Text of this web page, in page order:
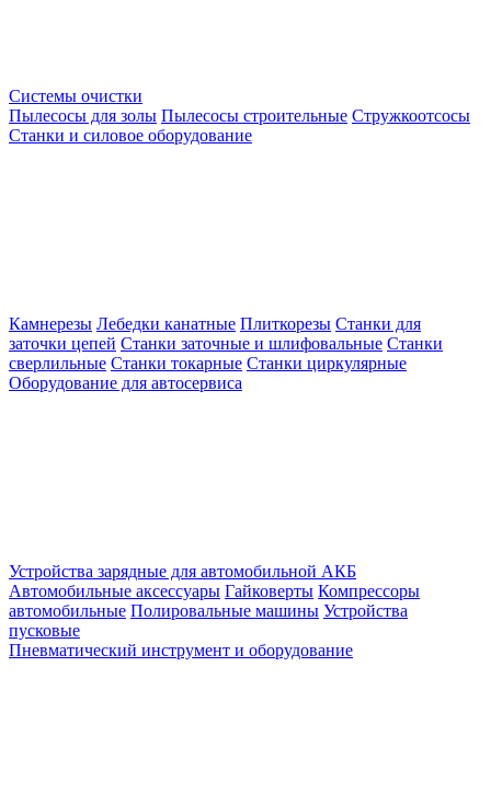
Системы очистки
Пылесосы для золы Пылесосы строительные Стружкоотсосы
Станки и силовое оборудование
Камнерезы Лебедки канатные Плиткорезы Станки для
заточки цепей Станки заточные и шлифовальные Станки
сверлильные Станки токарные Станки циркулярные
Оборудование для автосервиса
Устройства зарядные для автомобильной АКБ
Автомобильные аксессуары Гайковерты Компрессоры
автомобильные Полировальные машины Устройства
пусковые
Пневматический инструмент и оборудование